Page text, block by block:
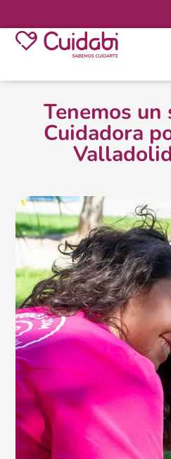
Tenemos un
Cuidadora